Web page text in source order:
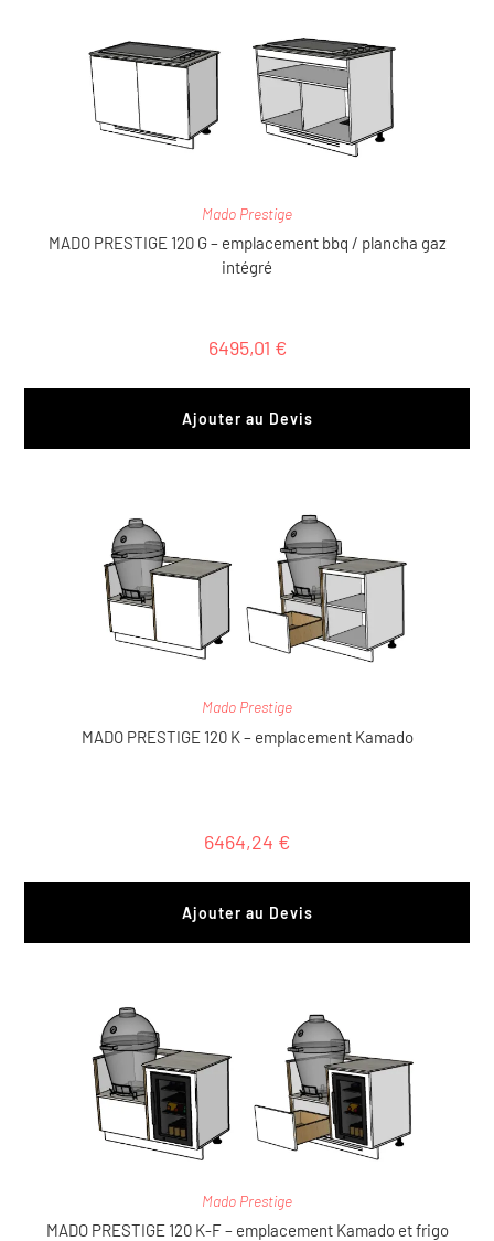
Mado Prestige
MADO PRESTIGE 120 G – emplacement bbq / plancha gaz
intégré
6495,01 €
Ajouter au Devis
Mado Prestige
MADO PRESTIGE 120 K – emplacement Kamado
6464,24 €
Ajouter au Devis
Mado Prestige
MADO PRESTIGE 120 K-F – emplacement Kamado et frigo